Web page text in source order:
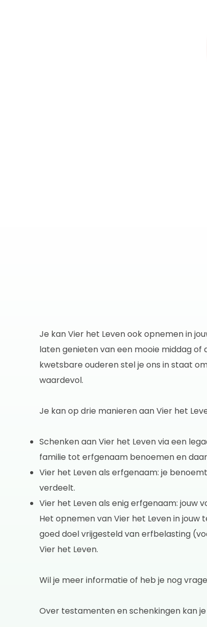
Je kan Vier het Leven ook opnemen in
laten genieten van een mooie middag of
kwetsbare ouderen stel je ons in staat
waardevol.
Je kan op drie manieren aan Vier het
Schenken aan Vier het Leven via een
familie tot erfgenaam benoemen en
Vier het Leven als erfgenaam: je
verdeelt.
Vier het Leven als enig erfgenaam: jouw
Het opnemen van Vier het Leven in
goed doel vrijgesteld van erfbelasting
Vier het Leven.
Wil je meer informatie of heb je nog
Over testamenten en schenkingen kan